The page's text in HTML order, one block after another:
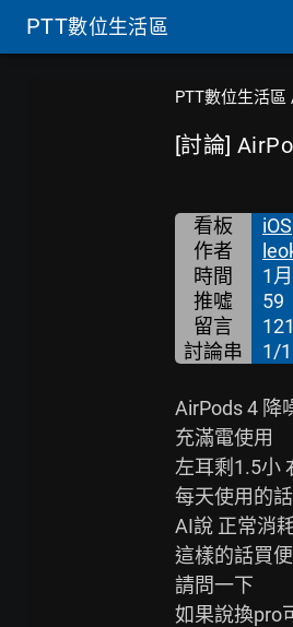
PTT數位生活區
PTT數位生活區
[討論]
看板 iOS
作者
時間 1
推噓 59
留言
討論串 1/1
AirPods 4 降
充滿電使用
左耳剩1.5小
每天使用的
AI說 正常消
這樣的話買
請問一下
如果說換pro